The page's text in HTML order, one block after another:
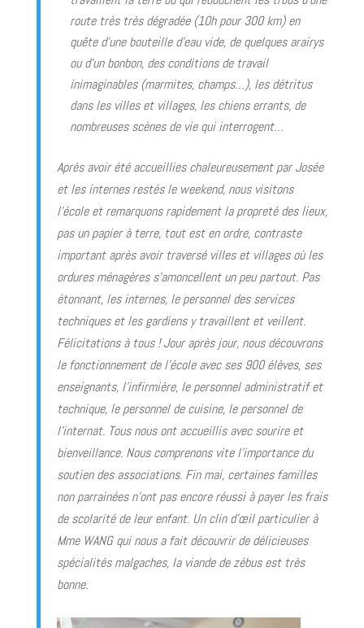
route très très dégradée (10h pour 300 km) en
quête d’une bouteille d’eau vide, de quelques arairys
ou d’un bonbon, des conditions de travail
inimaginables (marmites, champs…), les détritus
dans les villes et villages, les chiens errants, de
nombreuses scènes de vie qui interrogent…
Après avoir été accueillies chaleureusement par Josée
et les internes restés le weekend, nous visitons
l’école et remarquons rapidement la propreté des lieux,
pas un papier à terre, tout est en ordre, contraste
important après avoir traversé villes et villages où les
ordures ménagères s’amoncellent un peu partout. Pas
étonnant, les internes, le personnel des services
techniques et les gardiens y travaillent et veillent.
Félicitations à tous ! Jour après jour, nous découvrons
le fonctionnement de l’école avec ses 900 élèves, ses
enseignants, l’infirmière, le personnel administratif et
technique, le personnel de cuisine, le personnel de
l’internat. Tous nous ont accueillis avec sourire et
bienveillance. Nous comprenons vite l’importance du
soutien des associations. Fin mai, certaines familles
non parrainées n’ont pas encore réussi à payer les frais
de scolarité de leur enfant. Un clin d’œil particulier à
Mme WANG qui nous a fait découvrir de délicieuses
spécialités malgaches, la viande de zébus est très
bonne.